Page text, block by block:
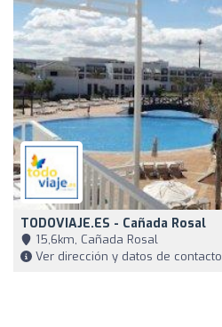
TODOVIAJE.ES - Cañada Rosal
15,6km, Cañada Rosal
Ver dirección y datos de contacto